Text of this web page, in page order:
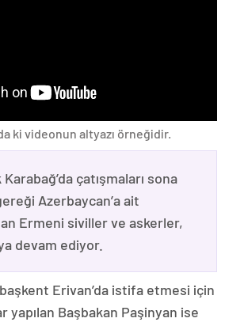
ki videonun altyazı örneğidir.
çatışmaları sona
Azerbaycan’a ait
Ermeni siviller ve askerler,
devam ediyor.
Erivan’da istifa etmesi için
Başbakan Paşinyan ise